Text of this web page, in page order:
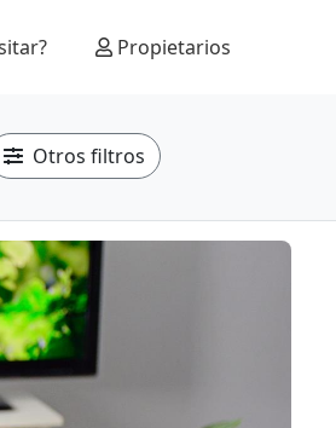
Propietarios
Otros filtros